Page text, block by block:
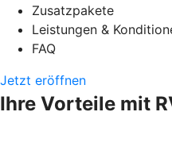
Zusatzpakete
Leistungen &
FAQ
Jetzt eröffnen
Ihre Vorteile mit